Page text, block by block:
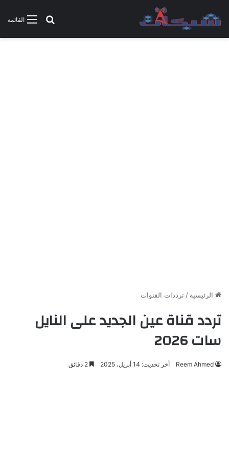
القائمةبحث عن
الرئيسية / ترددات القنوات
تردد قناة عين الجديد على النايل
سات 2026
Reem Ahmed آخر تحديث: 14 أبريل، 2025